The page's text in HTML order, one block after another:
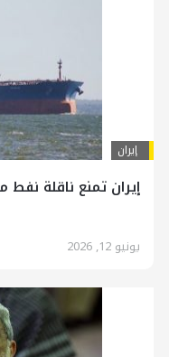
إيران
إيران تمنع ناقلة
يونيو 12, 2026